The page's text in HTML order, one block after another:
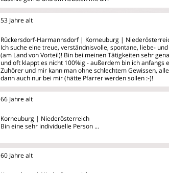
53 Jahre alt
Rückersdorf-Harmannsdorf | Korneuburg |
Ich suche eine treue, verständnisvolle, spontane, liebe-
(am Land von Vorteil)! Bin bei meinen Tätigkeiten sehr
und oft klappt es nicht 100%ig - außerdem bin ich anfangs
Zuhörer und mir kann man ohne schlechtem Gewissen,
dann auch nur bei mir (hätte Pfarrer werden sollen :-)!
66 Jahre alt
Korneuburg | Niederösterreich
Bin eine sehr individuelle Person ...
60 Jahre alt